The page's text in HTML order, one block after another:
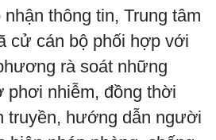
thông tin, Trung tâm
cử cán bộ phối hợp với
rà soát những
phơi nhiễm, đồng thời
truyền, hướng dẫn người